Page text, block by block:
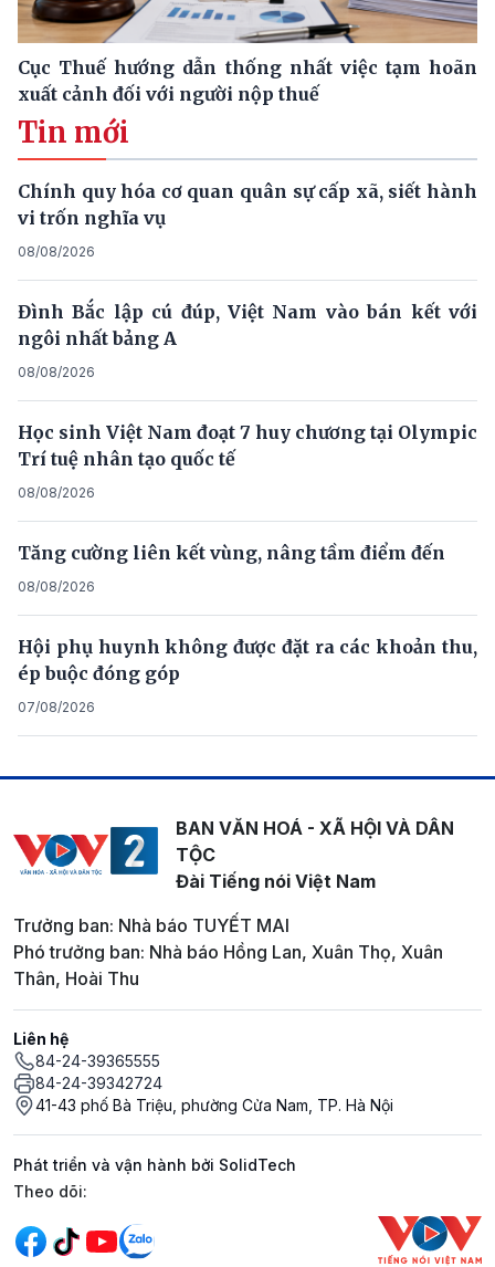
Cục Thuế hướng dẫn thống nhất việc tạm hoãn
xuất cảnh đối với người nộp thuế
Tin mới
Chính quy hóa cơ quan quân sự cấp xã, siết hành
vi trốn nghĩa vụ
08/08/2026
Đình Bắc lập cú đúp, Việt Nam vào bán kết với
ngôi nhất bảng A
08/08/2026
Học sinh Việt Nam đoạt 7 huy chương tại Olympic
Trí tuệ nhân tạo quốc tế
08/08/2026
Tăng cường liên kết vùng, nâng tầm điểm đến
08/08/2026
Hội phụ huynh không được đặt ra các khoản thu,
ép buộc đóng góp
07/08/2026
BAN VĂN HOÁ - XÃ HỘI VÀ DÂN
TỘC
Đài Tiếng nói Việt Nam
Trưởng ban: Nhà báo TUYẾT MAI
Phó trưởng ban: Nhà báo Hồng Lan, Xuân Thọ, Xuân
Thân, Hoài Thu
Liên hệ
84-24-39365555
84-24-39342724
41-43 phố Bà Triệu, phường Cửa Nam, TP. Hà Nội
Phát triển và vận hành bởi SolidTech
Mạng xã hội
Theo dõi: